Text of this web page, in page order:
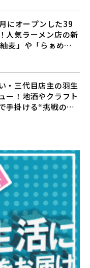
にオープンした39
人気ラーメン店の新
麦」や「らぁめん
だくさん♪
・三代目店主の羽生
ー！地酒やクラフト
手掛ける“挑戦の歴